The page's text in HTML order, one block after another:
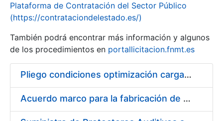
Plataforma de Contratación del Sector Público
(https://contrataciondelestado.es/)
También podrá encontrar más información y algunos
de los procedimientos en portallicitacion.fnmt.es
Pliego condiciones optimización cargas compras firmado
Acuerdo marco para la fabricación de piezas